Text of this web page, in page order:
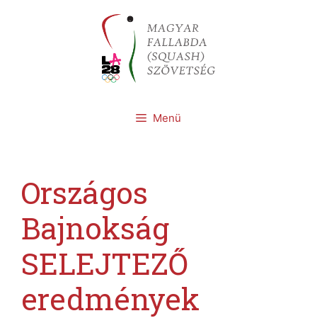
Menü
Országos
Bajnokság
SELEJTEZŐ
eredmények